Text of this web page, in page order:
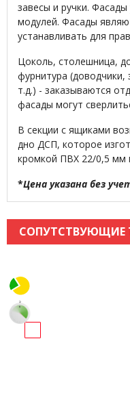
завесы и ручки.
модулей. Фасады
устанавливать для
Цоколь, столешница,
фурнитура (доводчики,
т.д.) - заказываются
фасады могут
В секции с ящиками
дно ДСП, которое
кромкой ПВХ 22/0,5 мм
*Цена указана без
СОПУТСТВУЮЩИЕ